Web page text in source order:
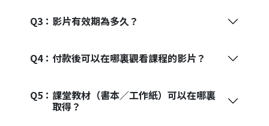
Q3： 影片有效期為多久？
Q4： 付款後可以在哪裏觀看課程的影片？
Q5： 課堂教材（書本／工作紙）可以在哪裏
取得？